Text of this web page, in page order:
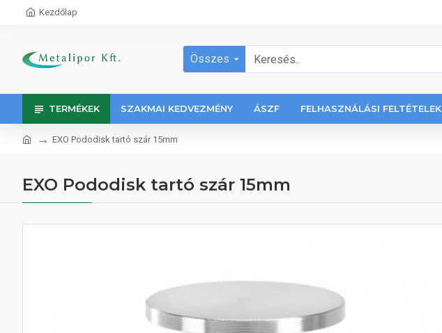
Kezdőlap
Összes
TERMÉKEK SZAKMAI KEDVEZMÉNY ÁSZF FELHASZNÁLÁSI FELTÉTELEK
EXO Pododisk tartó szár 15mm
EXO Pododisk tartó szár 15mm